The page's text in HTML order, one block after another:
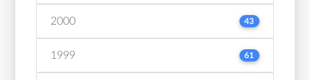
2000 43
1999 61